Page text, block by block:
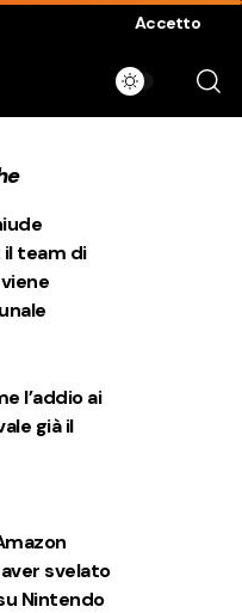
Accetto
team di
l’addio ai
già il
svelato
Nintendo